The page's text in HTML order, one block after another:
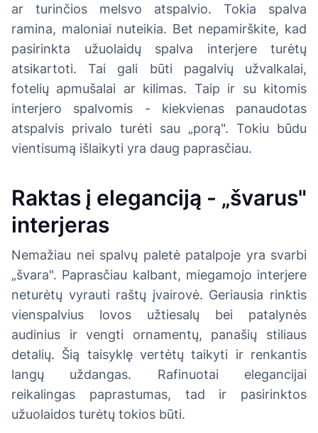
ar turinčios melsvo atspalvio. Tokia spalva
ramina, maloniai nuteikia. Bet nepamirškite, kad
pasirinkta užuolaidų spalva interjere turėtų
atsikartoti. Tai gali būti pagalvių užvalkalai,
fotelių apmušalai ar kilimas. Taip ir su kitomis
interjero spalvomis - kiekvienas panaudotas
atspalvis privalo turėti sau „porą". Tokiu būdu
vientisumą išlaikyti yra daug paprasčiau.
Raktas į eleganciją - „švarus"
interjeras
Nemažiau nei spalvų paletė patalpoje yra svarbi
„švara". Paprasčiau kalbant, miegamojo interjere
neturėtų vyrauti raštų įvairovė. Geriausia rinktis
vienspalvius lovos užtiesalų bei patalynės
audinius ir vengti ornamentų, panašių stiliaus
detalių. Šią taisyklę vertėtų taikyti ir renkantis
langų uždangas. Rafinuotai elegancijai
reikalingas paprastumas, tad ir pasirinktos
užuolaidos turėtų tokios būti.